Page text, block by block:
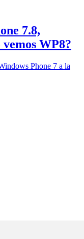
7.8,
WP8?
Phone 7 a la